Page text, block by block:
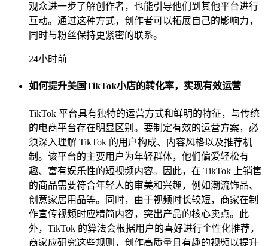
观众进一步了解创作者，也能引导他们到其他平台进行
互动。通过这种方式，创作者可以拓展自己的影响力，
同时与粉丝保持更紧密的联系。
24小时前
如何提升美国TikTok小店的转化率，实现有效运营
TikTok 平台具有独特的运营方式和鲜明的特征，与传统
的电商平台存在明显区别。要制定有效的运营方案，必
须深入理解 TikTok 的用户构成、内容风格以及推荐机
制。该平台的主要用户为年轻群体，他们偏爱轻松有
趣、富有娱乐性的短视频内容。因此，在 TikTok 上销售
的商品需要符合年轻人的审美和兴趣，例如潮流饰品、
创意家居用品等。同时，由于视频时长较短，商家在制
作宣传视频时应精简内容，突出产品的核心卖点。此
外，TikTok 的算法会根据用户的喜好进行个性化推荐，
商家应研究这些规则，创作高质量且有趣的视频以提升